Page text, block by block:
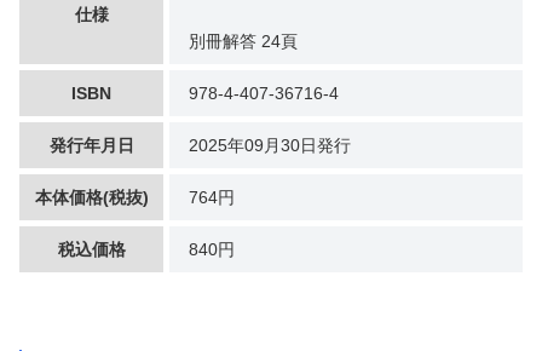
仕様
別冊解答 24頁
ISBN 978-4-407-36716-4
発行年月日 2025年09月30日発行
本体価格(税抜) 764円
税込価格 840円